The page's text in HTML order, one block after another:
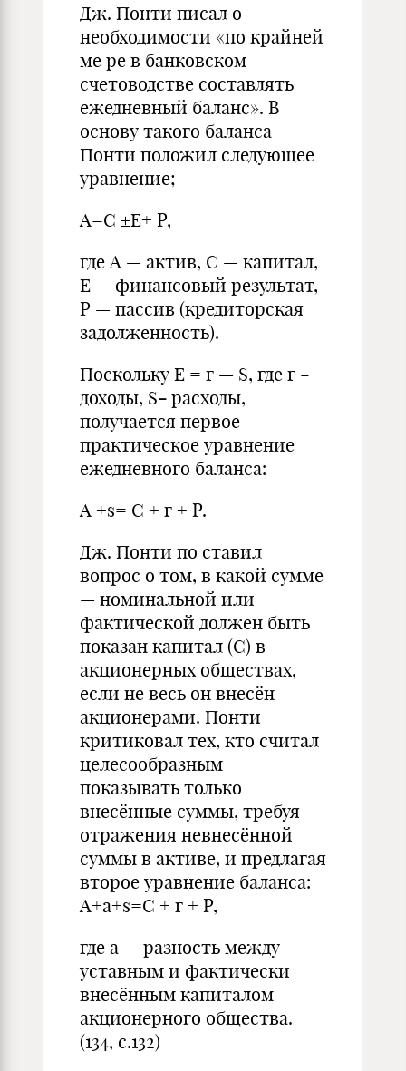
Дж. Понти писал о
необходимости «по крайней
ме ре в банковском
счетоводстве составлять
ежедневный баланс». В
основу такого баланса
Понти положил следующее
уравнение;
А=С ±Е+ Р,
где А — актив, С — капитал,
Е — финансовый результат,
Р — пассив (кредиторская
задолженность).
Поскольку Е = г — S, где г -
доходы, S- расходы,
получается первое
практическое уравнение
ежедневного баланса:
А +s= С + г + Р.
Дж. Понти по ставил
вопрос о том, в какой сумме
— номинальной или
фактической должен быть
показан капитал (С) в
акционерных обществах,
если не весь он внесён
акционерами. Понти
критиковал тех, кто считал
целесообразным
показывать только
внесённые суммы, требуя
отражения невнесённой
суммы в активе, и предлагая
второе уравнение баланса:
А+а+s=С + г + Р,
где а — разность между
уставным и фактически
внесённым капиталом
акционерного общества.
(134, с.132)